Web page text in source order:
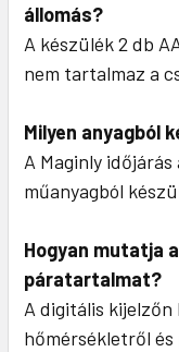
állomás?
A készülék 2 db
nem tartalmaz a
Milyen anyagból
A Maginly
műanyagból
Hogyan mutatja
páratartalmat?
A digitális
hőmérsékletről